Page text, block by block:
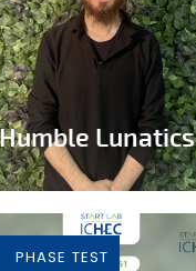
Humble Lunatics
indépendant et éthique
PHASE TEST